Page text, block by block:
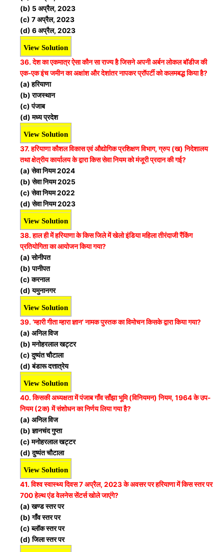
(b) 5 अप्रैल, 2023
(c) 7 अप्रैल, 2023
(d) 6 अप्रैल, 2023
View Solution
36. देश का एकमात्र ऐसा कौन सा राज्य है जिसने अपनी अर्बन लोकल बॉडीज की
एक-एक इंच जमीन का अक्षांश और देशांतर नापकर प्रॉपर्टी को कलमबद्ध किया है?
(a) हरियाणा
(b) राजस्थान
(c) पंजाब
(d) मध्य प्रदेश
View Solution
37. हरियाणा कौशल विकास एवं औद्योगिक प्रशिक्षण विभाग, ग्रुप (ख) निदेशालय
तथा क्षेत्रीय कार्यालय के द्वारा किस सेवा नियम को मंजूरी प्रदान की गई?
(a) सेवा नियम 2024
(b) सेवा नियम 2025
(c) सेवा नियम 2022
(d) सेवा नियम 2023
View Solution
38. हाल ही में हरियाणा के किस जिले में खेलो इंडिया महिला तीरंदाजी रैंकिंग
प्रतियोगिता का आयोजन किया गया?
(a) सोनीपत
(b) पानीपत
(c) करनाल
(d) यमुनानगर
View Solution
39. ‘म्हारी गीता म्हारा ज्ञान’ नामक पुस्तक का विमोचन किसके द्वारा किया गया?
(a) अनिल विज
(b) मनोहरलाल खट्टर
(c) दुष्यंत चौटाला
(d) बंडारू दत्तात्रेय
View Solution
40. किसकी अध्यक्षता में पंजाब गाँव साँझा भूमि (विनियमन) नियम, 1964 के उप-
नियम (2क) में संशोधन का निर्णय लिया गया है?
(a) अनिल विज
(b) ज्ञानचंद गुप्ता
(c) मनोहरलाल खट्टर
(d) दुष्यंत चौटाला
View Solution
41. विश्व स्वास्थ्य दिवस 7 अप्रैल, 2023 के अवसर पर हरियाणा में किस स्तर पर
700 हेल्थ एंड वेलनेस सेंटर्स खोले जाएंगे?
(a) खण्ड स्तर पर
(b) गाँव स्तर पर
(c) ब्लॉक स्तर पर
(d) जिला स्तर पर